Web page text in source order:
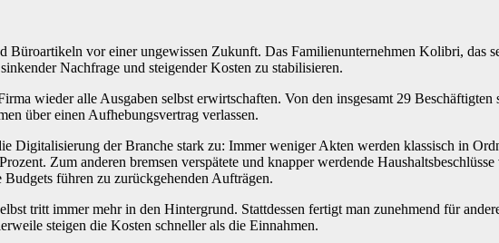
vor einer ungewissen Zukunft. Das Familienunternehmen Kolibri, das
Nachfrage und steigender Kosten zu stabilisieren.
wieder alle Ausgaben selbst erwirtschaften. Von den insgesamt 29
über einen Aufhebungsvertrag verlassen.
Digitalisierung der Branche stark zu: Immer weniger Akten werden klassisch in
Zum anderen bremsen verspätete und knapper werdende
führen zu zurückgehenden Aufträgen.
tritt immer mehr in den Hintergrund. Stattdessen fertigt man zunehmend für
steigen die Kosten schneller als die Einnahmen.